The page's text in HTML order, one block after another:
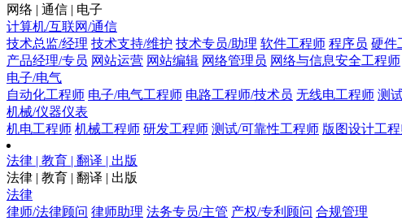
网络 | 通信 | 电子
计算机/互联网/通信
技术总监/经理 技术支持/维护 技术专员/助理 软件工程师 程序员 硬件
产品经理/专员 网站运营 网站编辑 网络管理员 网络与信息安全工程师
电子/电气
自动化工程师 电子/电气工程师 电路工程师/技术员 无线电工程师 测
机械/仪器仪表
机电工程师 机械工程师 研发工程师 测试/可靠性工程师 版图设计工
法律 | 教育 | 翻译 | 出版
法律 | 教育 | 翻译 | 出版
法律
律师/法律顾问 律师助理 法务专员/主管 产权/专利顾问 合规管理